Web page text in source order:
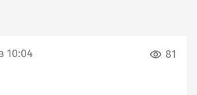
10:04
81